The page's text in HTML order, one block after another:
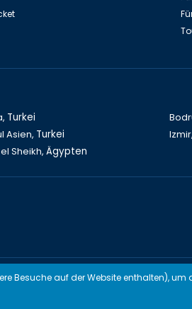
Turkei
Asien, Turkei Izmir,
Sheikh, Ägypten
UG (Haftungsbeschränkt) Arbeitet
Besuche auf der Website enthalten),